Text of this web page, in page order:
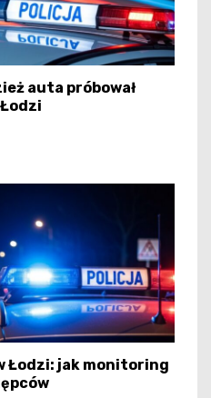
auta próbował
Łodzi: jak monitoring